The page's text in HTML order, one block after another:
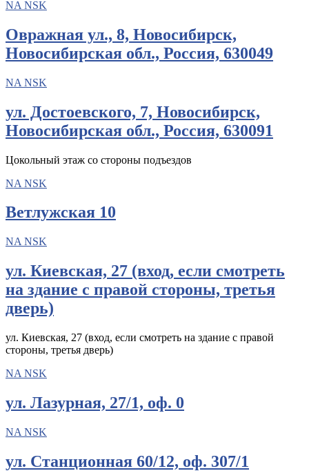
NA NSK
Овражная ул., 8, Новосибирск,
Новосибирская обл., Россия, 630049
NA NSK
ул. Достоевского, 7, Новосибирск,
Новосибирская обл., Россия, 630091
Цокольный этаж со стороны подъездов
NA NSK
Ветлужская 10
NA NSK
ул. Киевская, 27 (вход, если смотреть
на здание с правой стороны, третья
дверь)
ул. Киевская, 27 (вход, если смотреть на здание с правой
стороны, третья дверь)
NA NSK
ул. Лазурная, 27/1, оф. 0
NA NSK
ул. Станционная 60/12, оф. 307/1